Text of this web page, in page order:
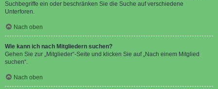
Suchbegriffe ein oder beschränken Sie die Suche auf verschiedene
Unterforen.
Nach oben
Wie kann ich nach Mitgliedern suchen?
Gehen Sie zur „Mitglieder“-Seite und klicken Sie auf „Nach einem Mitglied
suchen“.
Nach oben